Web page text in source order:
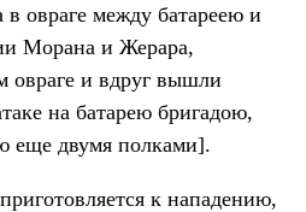
в овраге между батареею и
Морана и Жерара,
овраге и вдруг вышли
на батарею бригадою,
еще двумя полками].
к нападению,